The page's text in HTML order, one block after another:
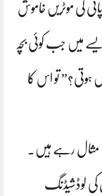
کی موٹریں خاموش
میں جب کوئی بچہ
ہوتی؟” تو اس کا
مثال رہے ہیں۔
کی لوڈشیڈنگ